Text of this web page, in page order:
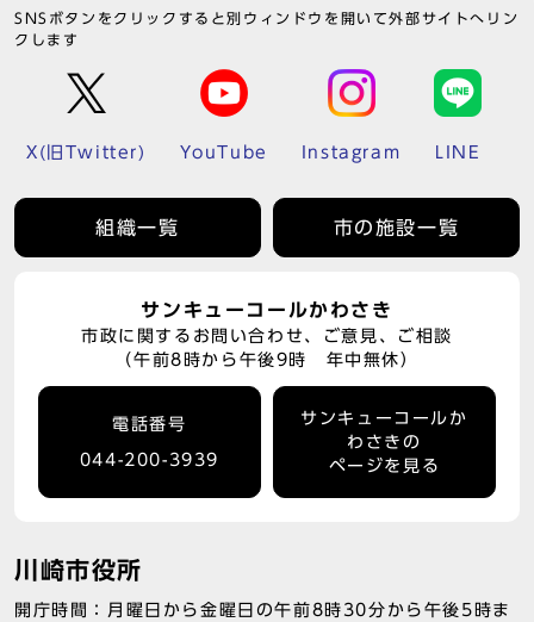
SNSボタンをクリックすると別ウィンドウを開いて外部サイトへリン
クします
X(旧Twitter) YouTube Instagram LINE
組織一覧 市の施設一覧
サンキューコールかわさき
市政に関するお問い合わせ、ご意見、ご相談
（午前8時から午後9時 年中無休）
電話番号
044-200-3939
サンキューコールか
わさきの
ページを見る
川崎市役所
開庁時間：月曜日から金曜日の午前8時30分から午後5時ま